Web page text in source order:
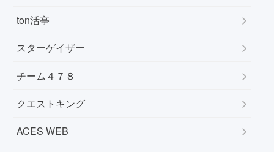
ton活亭
スターゲイザー
チーム４７８
クエストキング
ACES WEB